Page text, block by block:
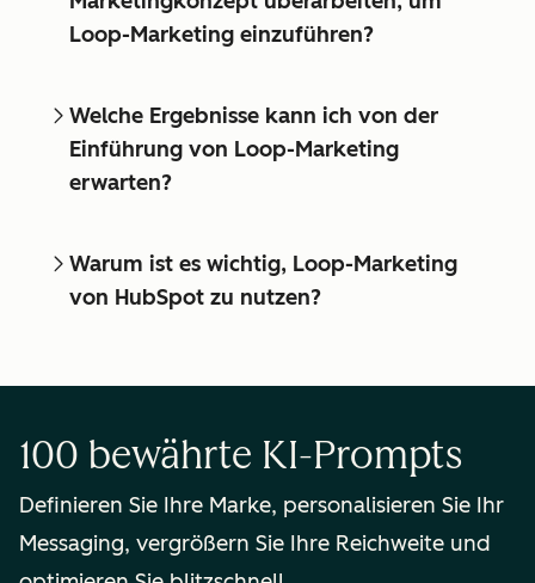
Loop-Marketing einzuführen?
Welche Ergebnisse kann ich von der
Einführung von Loop-Marketing
erwarten?
Warum ist es wichtig, Loop-Marketing
von HubSpot zu nutzen?
100 bewährte KI-Prompts
Definieren Sie Ihre Marke, personalisieren Sie Ihr
Messaging, vergrößern Sie Ihre Reichweite und